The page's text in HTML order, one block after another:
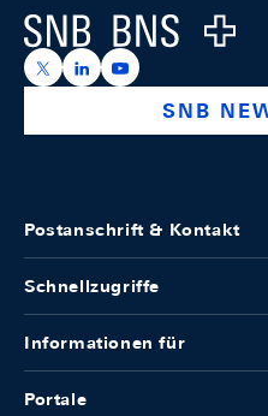
Logo
https://x.com/snb_bns
https://https://
SNB
Postanschrift & Kontakt
Schnellzugriffe
Informationen für
Portale